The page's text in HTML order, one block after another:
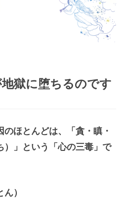
獄に堕ちるのです
ほとんどは、「貪・瞋・
）」という「心の三毒」で
）